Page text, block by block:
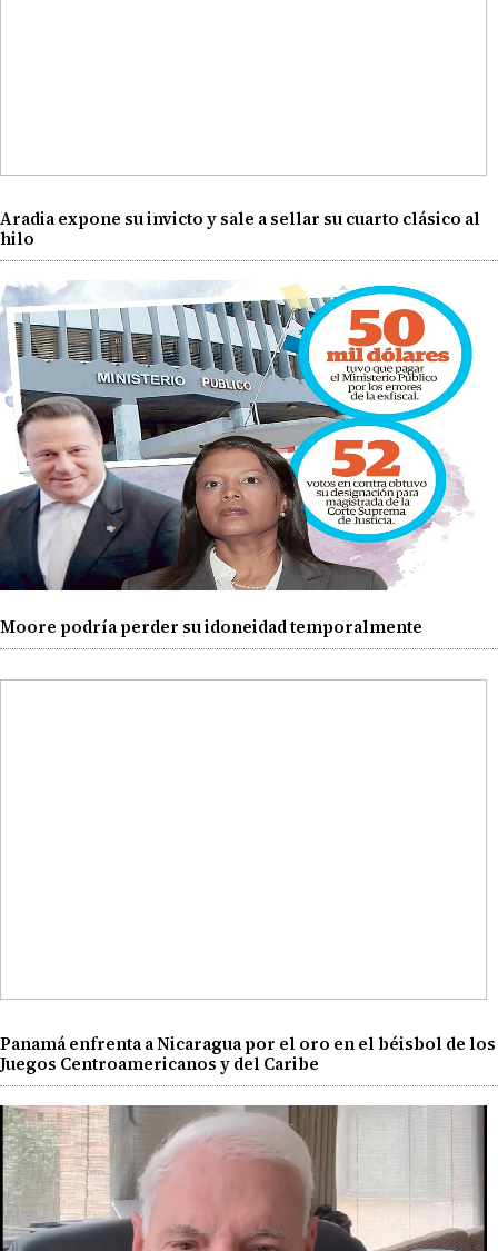
Aradia expone su invicto y sale a sellar su cuarto clásico al
hilo
Moore podría perder su idoneidad temporalmente
Panamá enfrenta a Nicaragua por el oro en el béisbol de los
Juegos Centroamericanos y del Caribe